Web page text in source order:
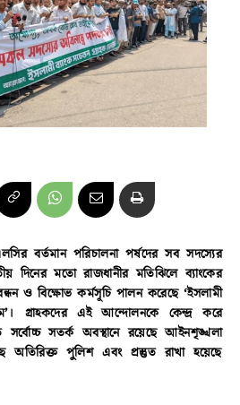
বর্তমান পরিচালনা পর্ষদের সব সদস্যের
দিনের মতো রাজধানীর মতিঝিলে ব্যাংকের
ও বিক্ষোভ কর্মসূচি পালন করেছে ‘ইসলামী
গ্রাহকদের এই আন্দোলনকে কেন্দ্র করে
সর্বোচ্চ সতর্ক অবস্থানে রয়েছে আইনশৃঙ্খলা
অতিরিক্ত পুলিশ এবং প্রস্তুত রাখা হয়েছে